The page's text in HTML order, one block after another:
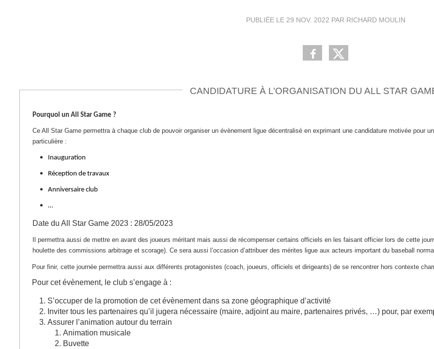
PUBLIÉE LE 29 NOV. 2022 PAR RICHARD MOULIN
CANDIDATURE À L’ORGANISATION DU ALL STAR
Pourquoi un All Star Game ?
Ce All Star Game permettra à chaque club de pouvoir organiser un évènement ligue décentralisé en exprimant une candidature motivée pour
particulière :
Inauguration
Réception de travaux
Anniversaire club
…
Date du All Star Game 2023 : 28/05/2023
Il permettra aussi de mettre en avant des joueurs méritant mais aussi de récompenser certains officiels en les faisant officier lors de cette
houlette des commissions arbitrage et scorage). Ce sera aussi l’occasion d’attribuer des mérites ligue aux acteurs important du baseball
Pour finir, cette journée permettra aussi aux différents protagonistes (coach, joueurs, officiels et dirigeants) de se rencontrer hors contexte
Pour cet évènement, le club s’engage à :
S’occuper de la promotion de cet évènement dans sa zone géographique d’activité
Inviter tous les partenaires qu’il jugera nécessaire (maire, adjoint au maire, partenaires privés, …) pour, par
Assurer l’animation autour du terrain
Animation musicale
Buvette